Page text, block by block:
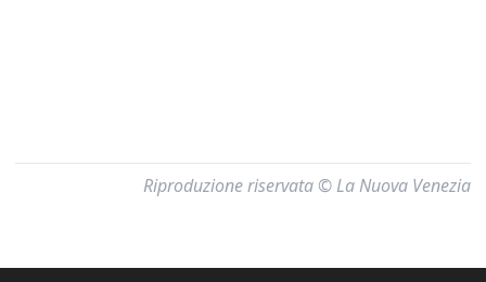
Riproduzione riservata © La Nuova Venezia